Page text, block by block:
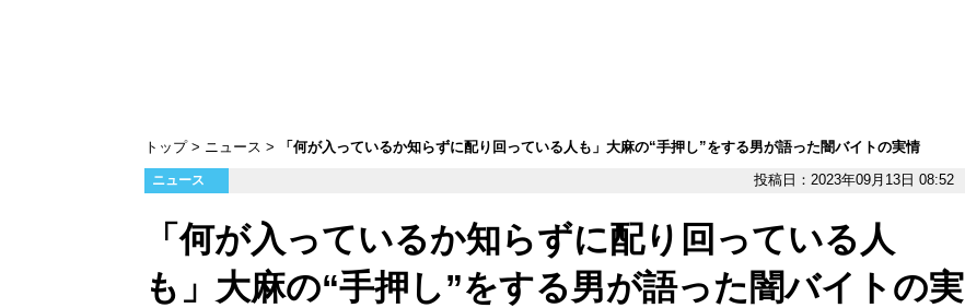
トップ ニュース 「何が入っているか知らずに配り回っている人も」大麻の“手押し”をする男が語った闇バイトの実情
ニュース 投稿日：2023年09月13日 08:52
「何が入っているか知らずに配り回っている人
も」大麻の“手押し”をする男が語った闇バイトの実